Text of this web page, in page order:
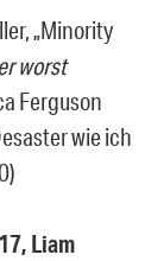
„Minority
worst
Ferguson
wie ich
Liam